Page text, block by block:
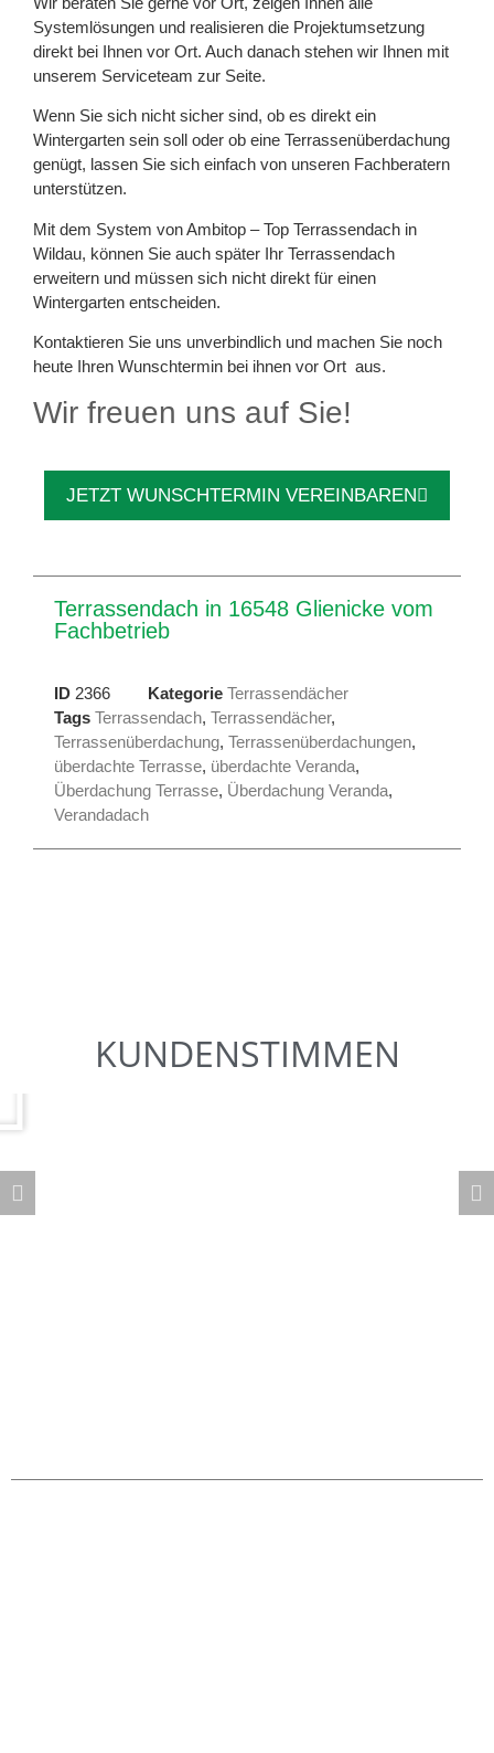
Systemlösungen und realisieren die Projektumsetzung
direkt bei Ihnen vor Ort. Auch danach stehen wir Ihnen mit
unserem Serviceteam zur Seite.
Wenn Sie sich nicht sicher sind, ob es direkt ein
Wintergarten sein soll oder ob eine Terrassenüberdachung
genügt, lassen Sie sich einfach von unseren Fachberatern
unterstützen.
Mit dem System von Ambitop – Top Terrassendach in
Wildau, können Sie auch später Ihr Terrassendach
erweitern und müssen sich nicht direkt für einen
Wintergarten entscheiden.
Kontaktieren Sie uns unverbindlich und machen Sie noch
heute Ihren Wunschtermin bei ihnen vor Ort aus.
Wir freuen uns auf Sie!
JETZT WUNSCHTERMIN VEREINBAREN
Terrassendach in 16548 Glienicke vom
Fachbetrieb
ID 2366 Kategorie Terrassendächer
Tags Terrassendach, Terrassendächer,
Terrassenüberdachung, Terrassenüberdachungen,
überdachte Terrasse, überdachte Veranda,
Überdachung Terrasse, Überdachung Veranda,
Verandadach
KUNDENSTIMMEN